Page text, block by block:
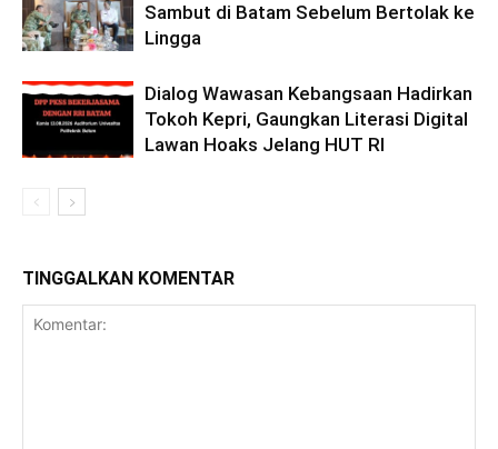
Sambut di Batam Sebelum Bertolak ke
Lingga
Dialog Wawasan Kebangsaan Hadirkan
Tokoh Kepri, Gaungkan Literasi Digital
Lawan Hoaks Jelang HUT RI
TINGGALKAN KOMENTAR